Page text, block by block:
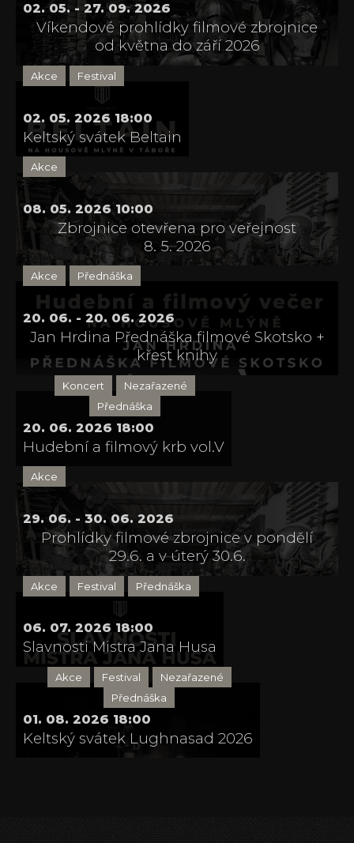
02. 05. - 27. 09. 2026
Víkendové prohlídky filmové zbrojnice
od května do září 2026
Akce Festival
02. 05. 2026 18:00
Keltský svátek Beltain
Akce
08. 05. 2026 10:00
Zbrojnice otevřena pro veřejnost
8. 5. 2026
Akce Přednáška
20. 06. - 20. 06. 2026
Jan Hrdina Přednáška filmové Skotsko +
křest knihy
Koncert
Nezařazené
Přednáška
20. 06. 2026 18:00
Hudební a filmový krb vol.V
Akce
29. 06. - 30. 06. 2026
Prohlídky filmové zbrojnice v pondělí
29.6. a v úterý 30.6.
Akce Festival Přednáška
06. 07. 2026 18:00
Slavnosti Mistra Jana Husa
Akce Festival
Nezařazené
Přednáška
01. 08. 2026 18:00
Keltský svátek Lughnasad 2026